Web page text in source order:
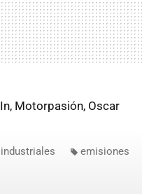
Motorpasión, Oscar
emisiones